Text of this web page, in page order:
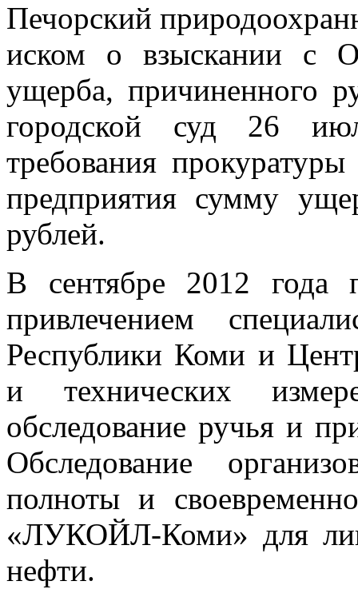
Печорский
иском о взыскании
ущерба, причиненного
городской суд 26
требования
предприятия сумму
рублей.
В сентябре 2012 года
привлечением
Республики Коми и
и технических
обследование ручья и
Обследование
полноты и
«ЛУКОЙЛ-Коми» для
нефти.